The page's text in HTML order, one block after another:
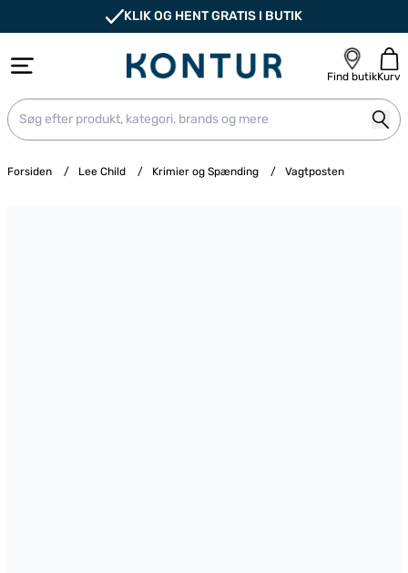
KLIK OG HENT GRATIS I BUTIK
Find butikKurv
Forsiden / Lee Child / Krimier og Spænding / Vagtposten